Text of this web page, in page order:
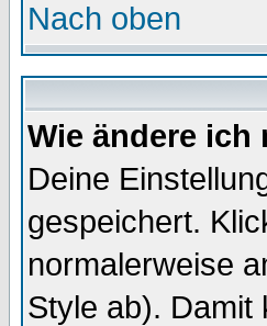
Nach oben
Wie ändere ich
Deine
gespeichert.
normalerweise
Style ab). Damit